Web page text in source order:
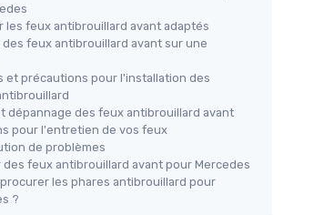
Ampoule antibrouillard H3 80W
8000K LED
＋ Luminosité élevée avec 80W
les feux antibrouillard avant adaptés
feux antibrouillard avant sur une
et précautions pour l'installation des
dépannage des feux antibrouillard avant
pour l'entretien de vos feux
de problèmes
des feux antibrouillard avant pour Mercedes
les phares antibrouillard pour
?